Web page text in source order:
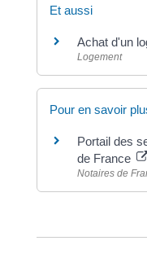
Et aussi
Achat d'un
Logement
Pour en savoir
Portail des
de France
Notaires de